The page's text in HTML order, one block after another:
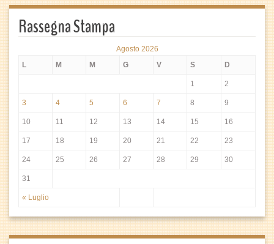
Rassegna Stampa
Agosto 2026
L
M M G V S D
« Luglio
1 2
3 4 5 6 7 8 9
10 11 12 13 14 15 16
17 18 19 20 21 22 23
24 25 26 27 28 29 30
31